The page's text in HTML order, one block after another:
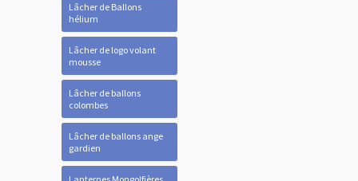
Lâcher de Ballons
hélium
Lâcher de logo volant
mousse
Lâcher de ballons
colombes
Lâcher de ballons ange
gardien